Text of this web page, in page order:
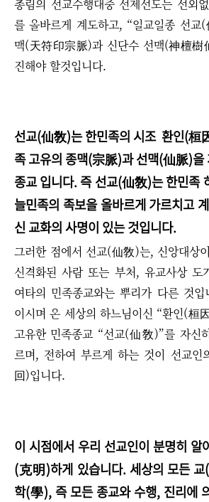
총림의 선교수행대중 선제선도는 선외
를 올바르게 계도하고, “일교일종 선교
맥(天符印宗脈)과 신단수 선맥(神檀樹
진해야 할것입니다.
선교(仙敎)는 한민족의 시조 환인(桓
족 고유의 종맥(宗脈)과 선맥(仙脈)을
종교 입니다. 즉 선교(仙敎)는 한민족
늘민족의 족보을 올바르게 가르치고
신 교화의 사명이 있는 것입니다.
그러한 점에서 선교(仙敎)는, 신앙대상
신격화된 사람 또는 부처, 유교사상 도
여타의 민족종교와는 뿌리가 다른 것
이시며 온 세상의 하느님이신 “환인(桓
고유한 민족종교 “선교(仙敎)”를 자신
르며, 전하여 부르게 하는 것이 선교
回)입니다.
이 시점에서 우리 선교인이 분명히 알
(克明)하게 있습니다. 세상의 모든
학(學), 즉 모든 종교와 수행, 진리에